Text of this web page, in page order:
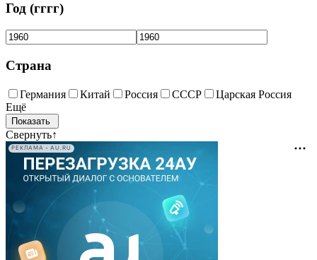
Год (гггг)
Страна
Германия Китай Россия СССР
Царская Россия
Ещё
Свернуть↑
РЕКЛАМА • AU.RU